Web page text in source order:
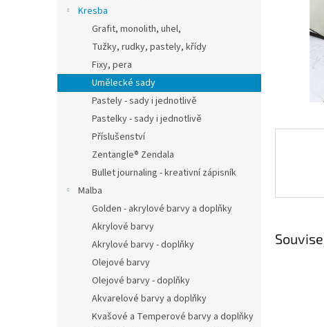
Kresba
Grafit, monolith, uhel,
Tužky, rudky, pastely, křídy
Fixy, pera
Umělecké sady
Pastely - sady i jednotlivě
Pastelky - sady i jednotlivě
Příslušenství
Zentangle® Zendala
Bullet journaling - kreativní zápisník
Malba
Golden - akrylové barvy a doplňky
Akrylové barvy
Akrylové barvy - doplňky
Olejové barvy
Olejové barvy - doplňky
Akvarelové barvy a doplňky
Kvašové a Temperové barvy a doplňky